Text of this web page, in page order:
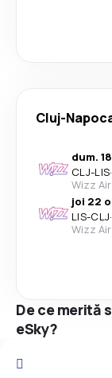
Cluj-
dum.
CLJ-LIS·
Wizz
joi 22
LIS-CLJ·
Wizz
De ce merită
eSky?